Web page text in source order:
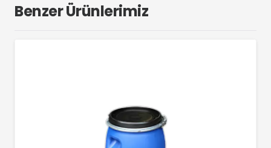
Benzer Ürünlerimiz